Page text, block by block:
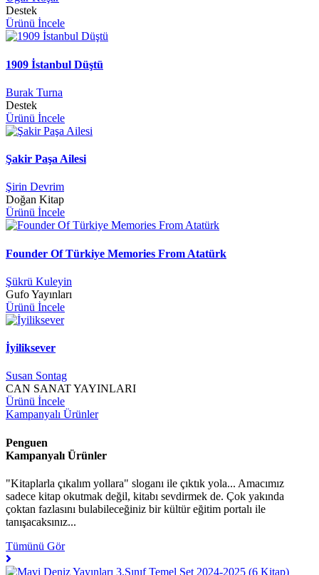
Destek
Ürünü İncele
1909 İstanbul Düştü
Burak Turna
Destek
Ürünü İncele
Şakir Paşa Ailesi
Şirin Devrim
Doğan Kitap
Ürünü İncele
Founder Of Türkiye Memories From Atatürk
Şükrü Kuleyin
Gufo Yayınları
Ürünü İncele
İyiliksever
Susan Sontag
CAN SANAT YAYINLARI
Ürünü İncele
Kampanyalı Ürünler
Penguen
Kampanyalı Ürünler
"Kitaplarla çıkalım yollara" sloganı ile çıktık yola... Amacımız
sadece kitap okutmak değil, kitabı sevdirmek de. Çok yakında
çoktan fazlasını bulabileceğiniz bir kültür eğitim portalı ile
tanışacaksınız...
Tümünü Gör